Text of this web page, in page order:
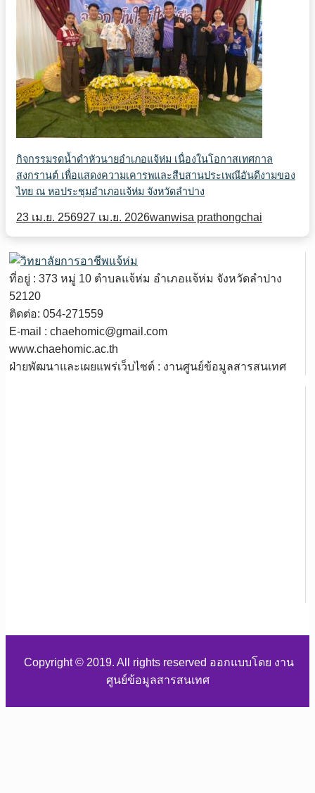
กิจกรรมรดน้ำดำหัวนายอำเภอแจ้ห่ม เนื่องในโอกาสเทศกาล
สงกรานต์ เพื่อแสดงความเคารพและสืบสานประเพณีอันดีงามของ
ไทย ณ หอประชุมอำเภอแจ้ห่ม จังหวัดลำปาง
23 เม.ย. 256927 เม.ย. 2026wanwisa prathongchai
ที่อยู่ : 373 หมู่ 10 ตำบลแจ้ห่ม อำเภอแจ้ห่ม จังหวัดลำปาง
52120
ติดต่อ: 054-271559
E-mail : chaehomic@gmail.com
www.chaehomic.ac.th
ฝ่ายพัฒนาและเผยแพร่เว็บไซต์ : งานศูนย์ข้อมูลสารสนเทศ
Copyright © 2019. All rights reserved ออกแบบโดย งาน
ศูนย์ข้อมูลสารสนเทศ